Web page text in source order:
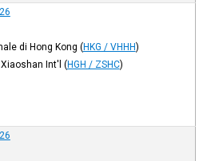
di Hong Kong (HKG / VHHH)
Int'l (HGH / ZSHC)